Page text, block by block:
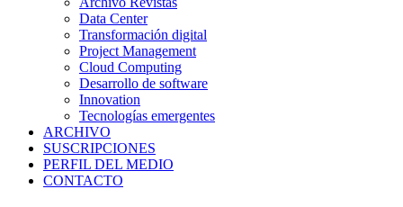
Data Center
Transformación digital
Project Management
Cloud Computing
Desarrollo de software
Innovation
Tecnologías emergentes
ARCHIVO
SUSCRIPCIONES
PERFIL DEL MEDIO
CONTACTO